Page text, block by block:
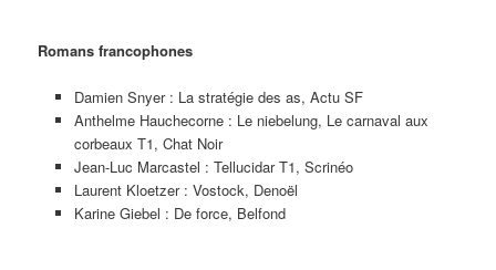
Romans francophones
Damien Snyer : La stratégie des as, Actu SF
Anthelme Hauchecorne : Le niebelung, Le carnaval aux
corbeaux T1, Chat Noir
Jean-Luc Marcastel : Tellucidar T1, Scrinéo
Laurent Kloetzer : Vostock, Denoël
Karine Giebel : De force, Belfond